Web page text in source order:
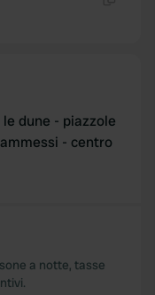
dune - piazzole
- centro
a notte, tasse